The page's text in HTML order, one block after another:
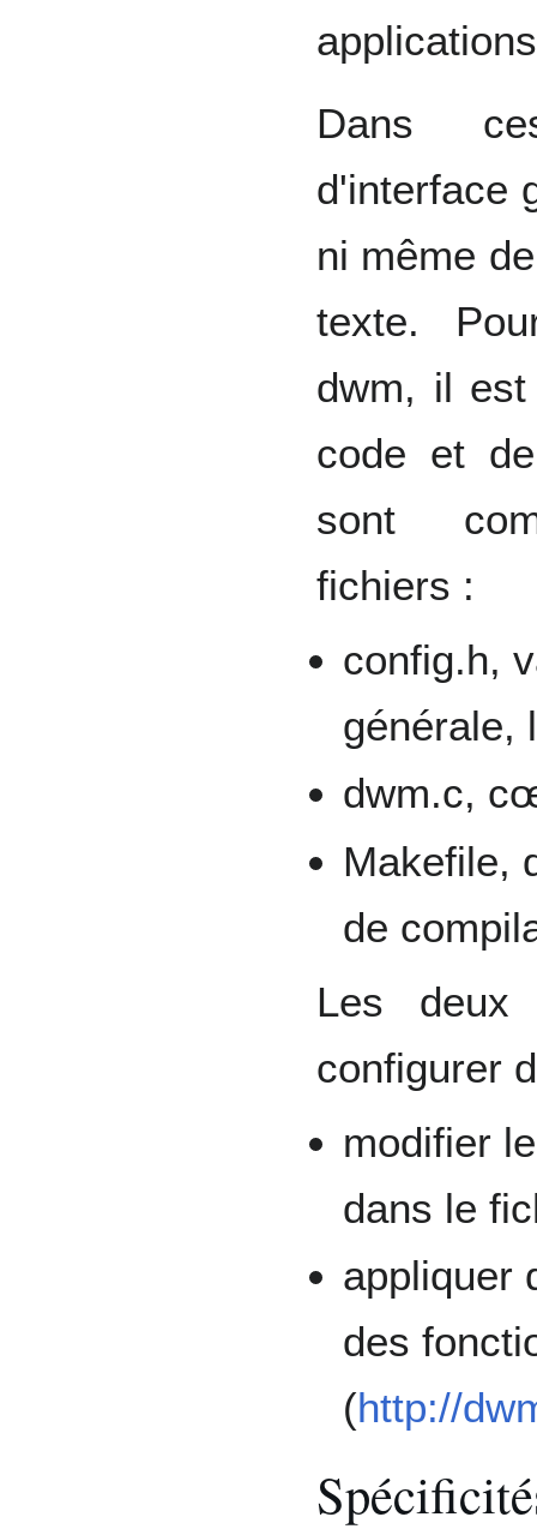
Dans
d'interface
ni même
texte.
dwm, il
code et
sont
fichiers :
config.h,
générale,
dwm.c,
Makefile,
de
Les
configurer
modifier
dans le
appliquer
des
(http://